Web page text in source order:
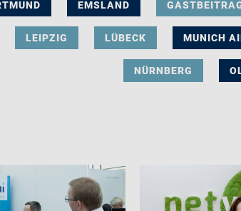
EMSLAND
LEIPZIG LÜBECK MUNICH
NÜRNBERG